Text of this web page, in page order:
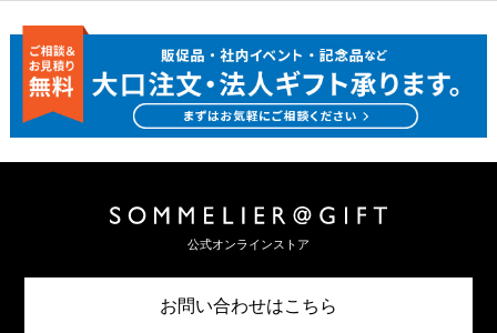
公式オンラインストア
お問い合わせはこちら